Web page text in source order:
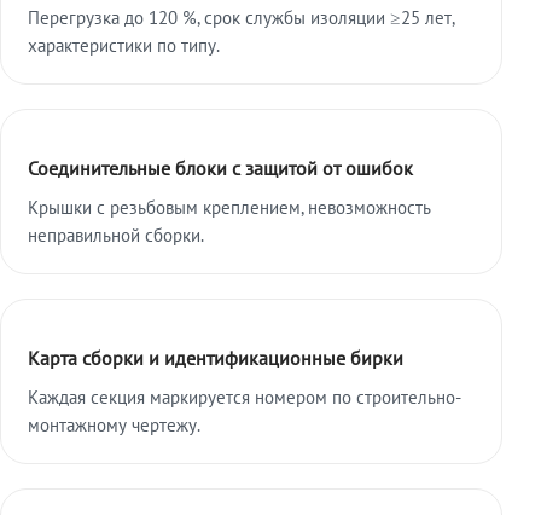
Перегрузка до 120 %, срок службы изоляции ≥25 лет,
характеристики по типу.
Соединительные блоки с защитой от ошибок
Крышки с резьбовым креплением, невозможность
неправильной сборки.
Карта сборки и идентификационные бирки
Каждая секция маркируется номером по строительно-
монтажному чертежу.